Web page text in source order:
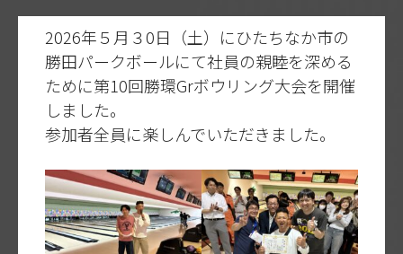
2026年５月３0日（土）にひたちなか市の
勝田パークボールにて社員の親睦を深める
ために第10回勝環Grボウリング大会を開催
しました。
参加者全員に楽しんでいただきました。